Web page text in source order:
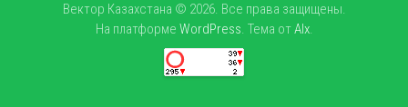
Вектор Казахстана © 2026. Все права защищены.
На платформе WordPress. Тема отAlx.